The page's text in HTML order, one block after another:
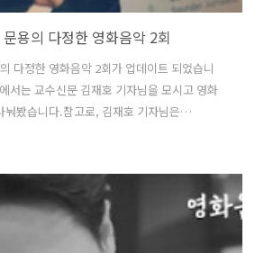
용의 다정한 영화음악 2회
다정한 영화음악 2회가 업데이트 되었습니
서는 교수신문 김재호 기자님을 모시고 영화
봤습니다.참고로, 김재호 기자님은
은 어떻게 뱀파이어가 되었을까'라는 멋진
이야기할 거리가 매우 많았습니다.영화음악
분에 살짝 납량특집이 되었습니다. ^^ 첫방송
은근 다음 방송 녹음을 기다렸는데요-영화 때문
긴장감(!) 넘치는 가운데, 화기애애한 분위기